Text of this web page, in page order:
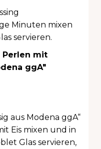
Minuten mixen
servieren.
Perlen mit
ggA"
aus Modena ggA“
Eis mixen und in
Glas servieren,